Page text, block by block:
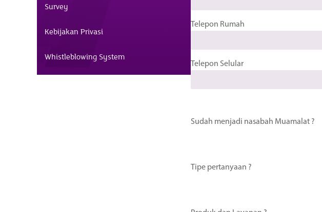
Survey
Kebijakan Privasi
Whistleblowing System
Telepon Rumah
Telepon Selular
Sudah menjadi nasabah Muamalat ?
Tipe pertanyaan ?